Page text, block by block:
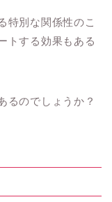
特別な関係性のこ
トする効果もある
るのでしょうか？